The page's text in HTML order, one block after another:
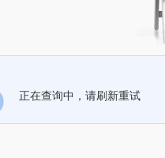
正在查询中，请刷新重试